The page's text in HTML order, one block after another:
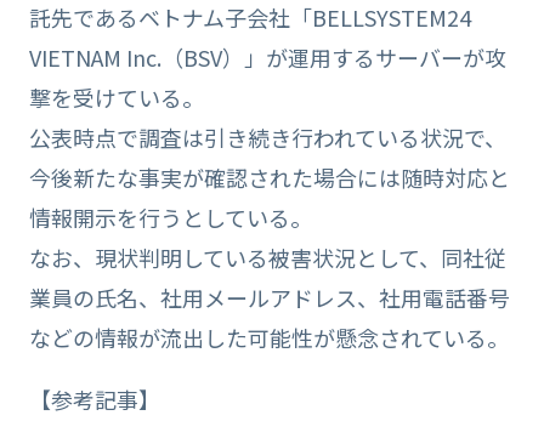
託先であるベトナム子会社「BELLSYSTEM24
VIETNAM Inc.（BSV）」が運用するサーバーが攻
撃を受けている。
公表時点で調査は引き続き行われている状況で、
今後新たな事実が確認された場合には随時対応と
情報開示を行うとしている。
なお、現状判明している被害状況として、同社従
業員の氏名、社用メールアドレス、社用電話番号
などの情報が流出した可能性が懸念されている。
【参考記事】